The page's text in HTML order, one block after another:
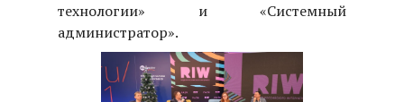
технологии» и «Системный
администратор».